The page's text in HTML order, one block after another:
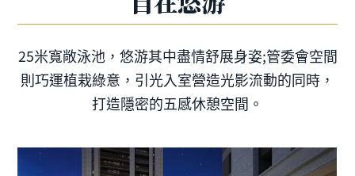
25米寬敞泳池，悠游其中盡情舒展身姿;管委會空間
則巧運植栽綠意，引光入室營造光影流動的同時，
打造隱密的五感休憩空間。